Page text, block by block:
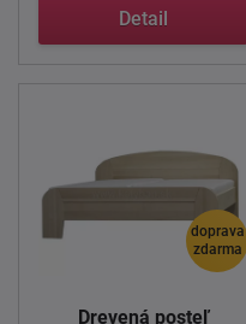
Detail
doprava
zdarma
Drevená posteľ